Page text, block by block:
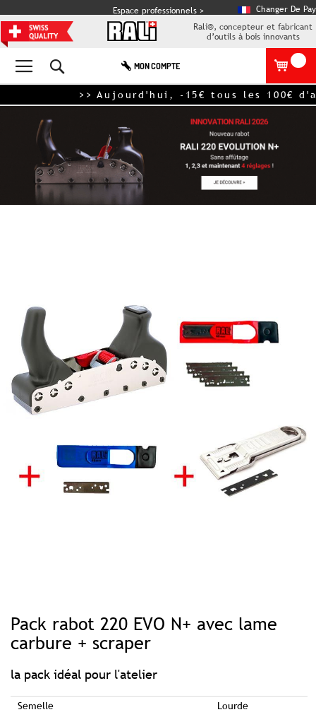
Espace professionnels >
Changer De
Rali®, concepteur et fabricant
d’outils à bois innovants
MON COMPTE
>> Aujourd'hui, -15€ tous les 100€
Pack rabot 220 EVO N+ avec lame
carbure + scraper
la pack idéal pour l'atelier
Semelle
Lourde
beginning
images